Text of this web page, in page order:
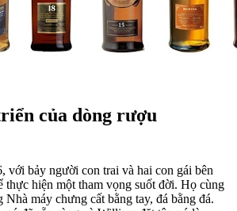
của dòng rượu
với bảy người con trai và hai con gái bên
thực hiện một tham vọng suốt đời. Họ cùng
Nhà máy chưng cất bằng tay, đá bằng đá.